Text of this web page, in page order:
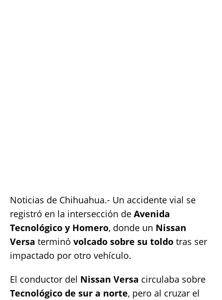
Noticias de Chihuahua.- Un accidente vial se
registró en la intersección de Avenida
Tecnológico y Homero, donde un Nissan
Versa terminó volcado sobre su toldo tras ser
impactado por otro vehículo.
El conductor del Nissan Versa circulaba sobre
Tecnológico de sur a norte, pero al cruzar el